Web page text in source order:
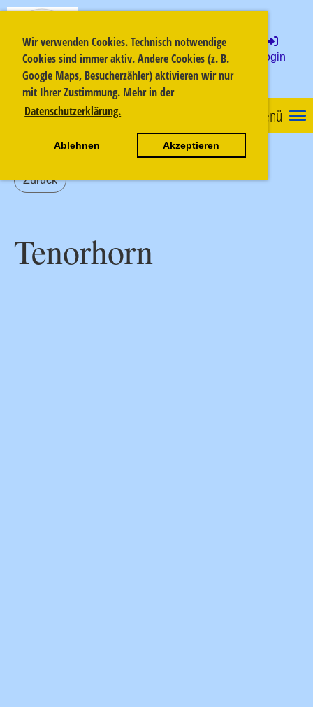
Wir verwenden Cookies. Technisch notwendige
Cookies sind immer aktiv. Andere Cookies (z. B.
Google Maps, Besucherzähler) aktivieren wir nur
mit Ihrer Zustimmung. Mehr in der
Datenschutzerklärung.
Ablehnen Akzeptieren
Musikzug Ofterdingen
e.V.
Login
Menü
Zurück
Tenorhorn